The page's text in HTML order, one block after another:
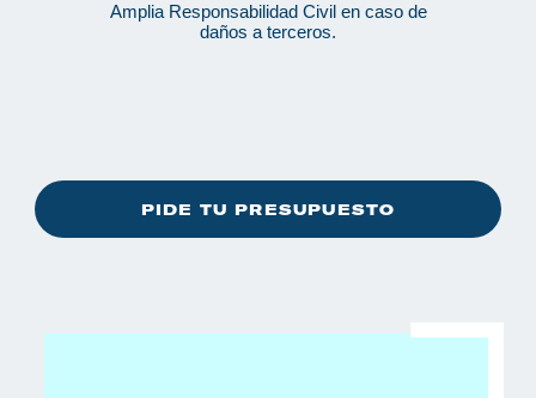
Amplia Responsabilidad Civil en caso de
daños a terceros.
PIDE TU PRESUPUESTO